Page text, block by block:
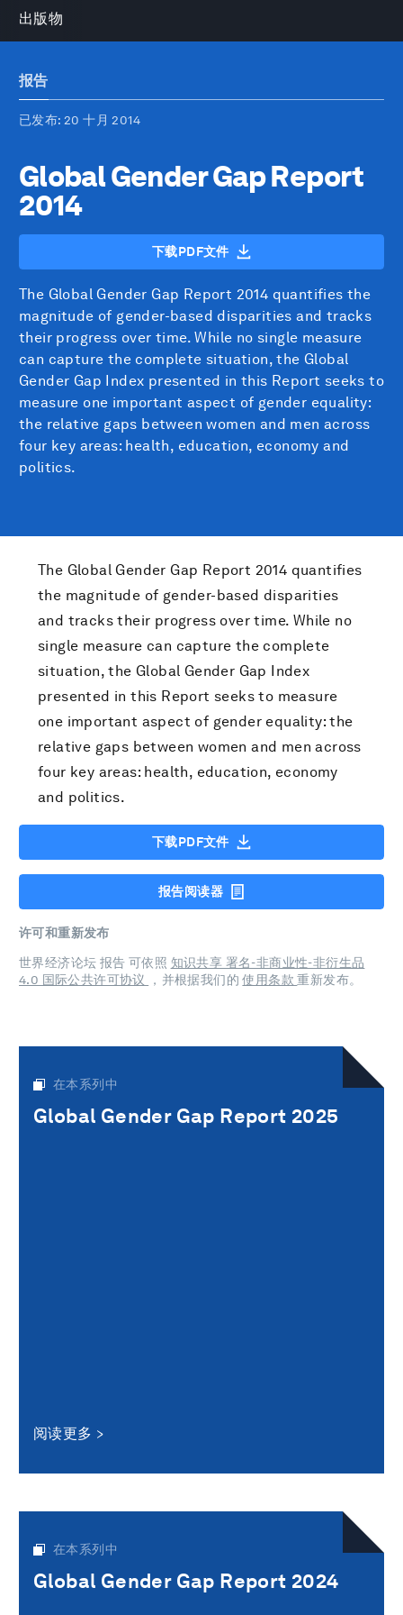
出版物
报告
已发布: 20 十月 2014
Global Gender Gap Report
2014
下载PDF文件
The Global Gender Gap Report 2014 quantifies the
magnitude of gender-based disparities and tracks
their progress over time. While no single measure
can capture the complete situation, the Global
Gender Gap Index presented in this Report seeks to
measure one important aspect of gender equality:
the relative gaps between women and men across
four key areas: health, education, economy and
politics.
The Global Gender Gap Report 2014 quantifies
the magnitude of gender-based disparities
and tracks their progress over time. While no
single measure can capture the complete
situation, the Global Gender Gap Index
presented in this Report seeks to measure
one important aspect of gender equality: the
relative gaps between women and men across
four key areas: health, education, economy
and politics.
下载PDF文件
报告阅读器
许可和重新发布
世界经济论坛 报告 可依照 知识共享 署名-非商业性-非衍生品
4.0 国际公共许可协议
，并根据我们的使用条款重新发布。
在本系列中
Global Gender Gap Report 2025
阅读更多
在本系列中
Global Gender Gap Report 2024